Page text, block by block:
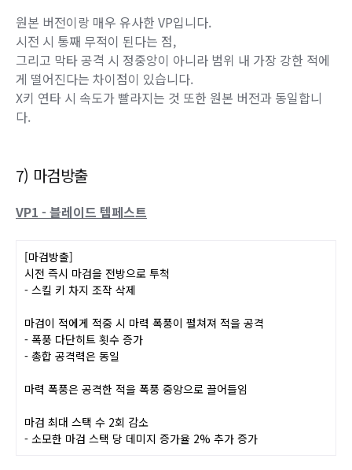
[참마검]
마법진 전개 즉시 마력으로 자신을 보호
- 시전 즉시 무적 상태로 변경
피니시 공격 시 영역 내 적을 탐색
- 마법진 내에서 가장 강한 적을 추적하여 낙하
시전 시 통째 무적이 된다는 점,
게 떨어진다는 차이점이 있습니다.
X키 연타 시 속도가 빨라지는 것 또한 원본 버전과 동일합니
다.
7) 마검방출
VP1 - 블레이드 템페스트
[마검방출]
시전 즉시 마검을 전방으로 투척